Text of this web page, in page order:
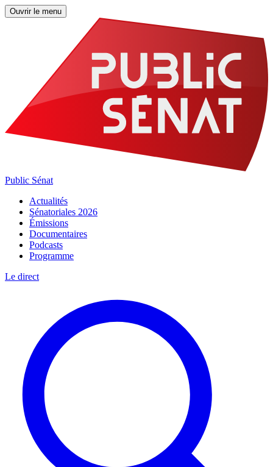
Ouvrir le menu
Public Sénat
Actualités
Sénatoriales 2026
Émissions
Documentaires
Podcasts
Programme
Le direct